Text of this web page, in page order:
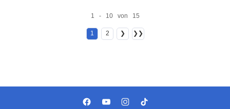
1 - 10 von 15
1 2 ❯ ❯❯